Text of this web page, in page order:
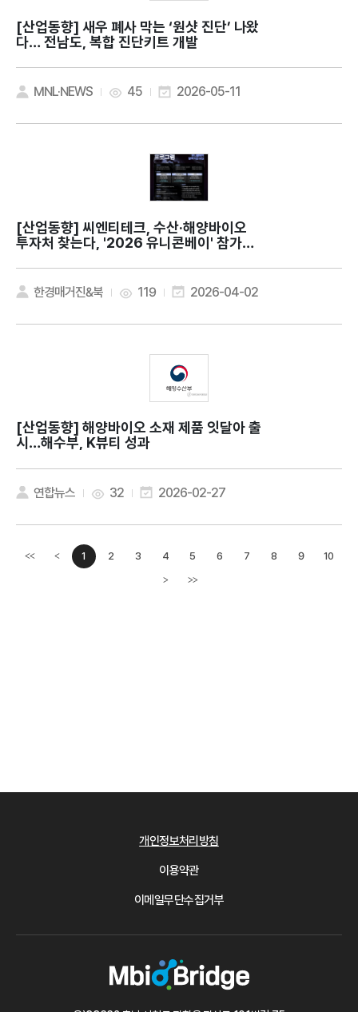
[산업동향]
다… 전남도, 복합 진단키트 개발
MNL·NEWS 45 2026-05-11
[산업동향]
투자처 찾는다, '2026 유니콘베이' 참가기
한경매거진&북 119 2026-04-02
[산업동향]
시…해수부, K뷰티 성과
연합뉴스 32 2026-02-27
<< <이전페이지
1 2 3 4 5 6 7 8 9 10
>다음페이지
>>
개인정보처리방침
이용약관
이메일무단수집거부